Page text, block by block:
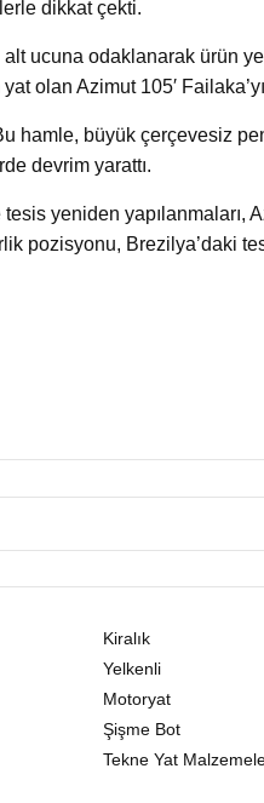
dikkat çekti.
alt ucuna odaklanarak ürün
olan Azimut 105′ Failaka’yı
hamle, büyük çerçevesiz
devrim yarattı.
yeniden yapılanmaları,
pozisyonu, Brezilya’daki
Kiralık
Yelkenli
Motoryat
Şişme Bot
Tekne Yat